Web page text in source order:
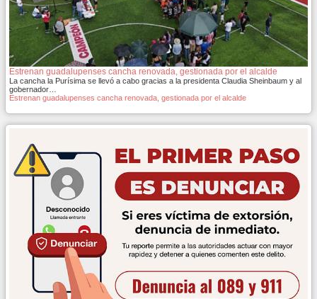
Estrenan guadalupenses cancha renovada, gestionada por el alcalde
La cancha la Purísima se llevó a cabo gracias a la presidenta Claudia Sheinbaum y al
gobernador…
Estrenan guadalupenses cancha renovada, gestionada por el alcalde